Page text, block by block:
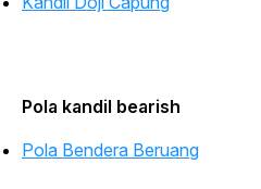
Pola kandil bearish
Pola Bendera Beruang